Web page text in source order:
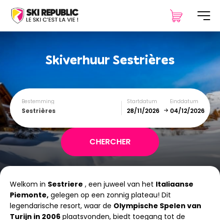
SkiverhuurSestrières
Bestemming
Sestrières
Startdatum Einddatum
SUN MON TUE WED THU FRI SAT
1 2 3 4 5
Welkom in Sestriere , een juweel van het Italiaanse
Piemonte, gelegen op een zonnig plateau! Dit
legendarische resort, waar de Olympische Spelen van
Turijn in 2006 plaatsvonden, biedt toegang tot de